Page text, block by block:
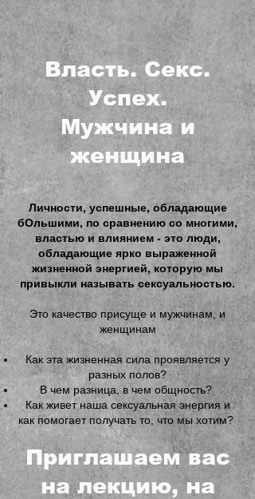
Власть. Секс.
Успех.
Мужчина и
женщина
Личности, успешные, обладающие
бОльшими, по сравнению со многими,
властью и влиянием - это люди,
обладающие ярко выраженной
жизненной энергией, которую мы
привыкли называть сексуальностью.
Это качество присуще и мужчинам, и
женщинам
Как эта жизненная сила проявляется у
разных полов?
В чем разница, в чем общность?
Как живет наша сексуальная энергия и
как помогает получать то, что мы хотим?
Приглашаем вас
на лекцию, на